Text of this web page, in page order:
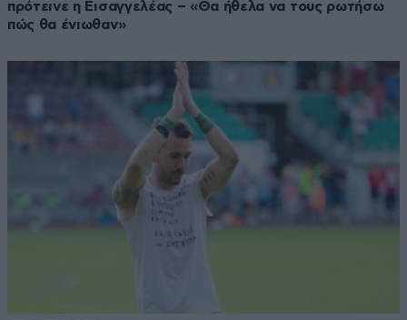
πρότεινε η Εισαγγελέας – «Θα ήθελα να τους ρωτήσω
πώς θα ένιωθαν»